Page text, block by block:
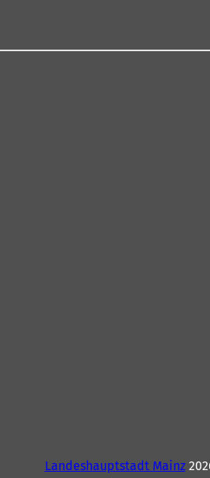
Landeshauptstadt Mainz